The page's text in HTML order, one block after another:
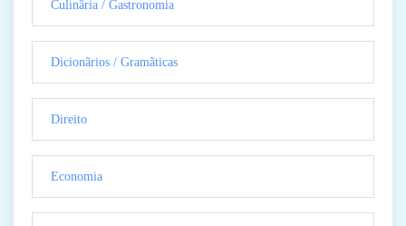
Culinãria / Gastronomia
Dicionãrios / Gramãticas
Direito
Economia